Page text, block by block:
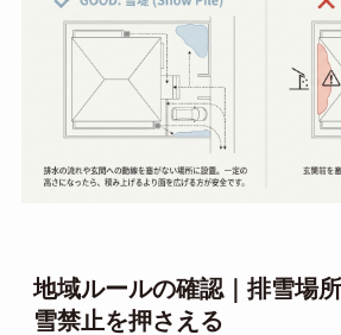
地域ルールの確認｜排雪場
雪禁止を押さえる